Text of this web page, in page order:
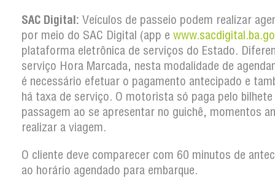
SAC Digital: Veículos de passeio podem realizar
por meio do SAC Digital (app e
plataforma eletrônica de serviços do Estado.
serviço Hora Marcada, nesta modalidade de
é necessário efetuar o pagamento antecipado e
há taxa de serviço. O motorista só paga pelo bilhete
passagem ao se apresentar no guichê, momentos
realizar a viagem.
O cliente deve comparecer com 60 minutos de
ao horário agendado para embarque.